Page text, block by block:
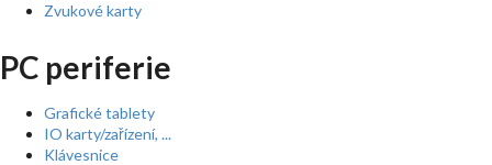
Zvukové karty
PC periferie
Grafické tablety
IO karty/zařízení, ...
Klávesnice